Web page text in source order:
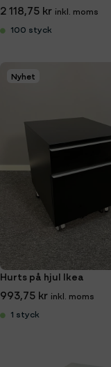
2 118,75 kr
100 styck
Hurts på hjul Ikea
993,75 kr
1 styck
Nyhet